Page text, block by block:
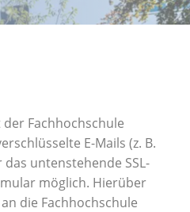
Fachhochschule
E-Mails (z. B.
untenstehende SSL-
möglich. Hierüber
die Fachhochschule